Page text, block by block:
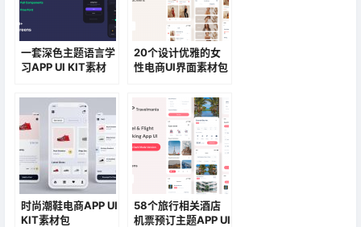
一套深色主题语言学
习APP UI KIT素材
20个设计优雅的女
性电商UI界面素材包
时尚潮鞋电商APP UI
KIT素材包
58个旅行相关酒店
机票预订主题APP UI